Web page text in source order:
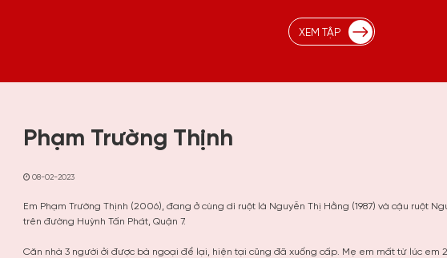
XEM TẬP
Phạm Trường Thịnh
08-02-2023
Em Phạm Trường Thịnh (2006), đang ở cùng dì ruột là Nguyễn Thị Hằng (1987) và cậu ruột
trên đường Huỳnh Tấn Phát, Quận 7.
Căn nhà 3 người ởi được bà ngoại để lại, hiện tại cũng đã xuống cấp. Mẹ em mất từ lúc em